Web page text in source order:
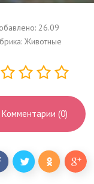
26.09
Животные
Комментарии (0)